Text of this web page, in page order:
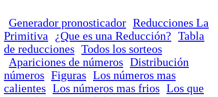
Generador pronosticador Reducciones La
Primitiva
¿Que es una Reducción? Tabla
de reducciones Todos los sorteos
Apariciones de números Distribución
números Figuras Los números mas
calientes Los números mas frios Los que